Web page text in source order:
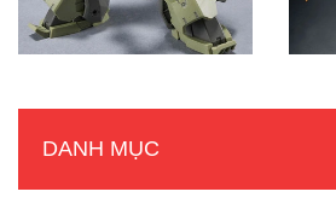
DANH MỤC